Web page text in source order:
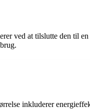
ved at tilslutte den til
inkluderer